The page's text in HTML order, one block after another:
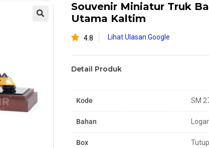
Souvenir Miniatur Truk
Utama Kaltim
4.8 Lihat Ulasan Google
Detail Produk
Kode SM
Bahan
Box